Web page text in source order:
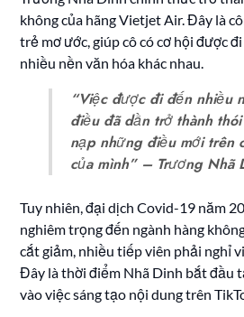
không của hãng Vietjet Air. Đây là
trẻ mơ ước, giúp cô có cơ hội được
nhiều nền văn hóa khác nhau.
“Việc được đi đến nhiều
điều đã dần trở thành
nạp những điều mới trên
của mình” – Trương Nhã
Tuy nhiên, đại dịch Covid-19 năm
nghiêm trọng đến ngành hàng
cắt giảm, nhiều tiếp viên phải nghỉ
Đây là thời điểm Nhã Dinh bắt đầu
vào việc sáng tạo nội dung trên